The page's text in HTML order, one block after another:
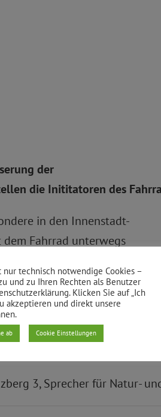
der
die Inititatoren des
in den Innenstadt-
Fahrrad unterwegs
zu entwickelen, die dem
wir mit folgenden
3, Sprecher für Natur-
nur technisch notwendige Cookies –
und zu Ihren Rechten als Benutzer
Klicken Sie auf „Ich
akzeptieren und direkt unsere
ab Cookie Einstellungen